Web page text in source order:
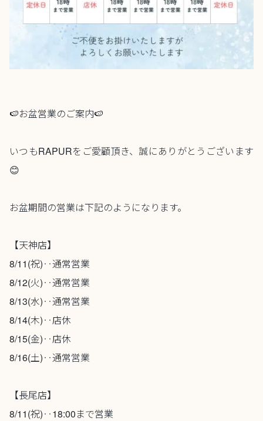
🍉お盆営業のご案内🍉
いつもRAPURをご愛顧頂き、誠にありがとうございます
😊
お盆期間の営業は下記のようになります。
【天神店】
8/11(祝)‥通常営業
8/12(火)‥通常営業
8/13(水)‥通常営業
8/14(木)‥店休
8/15(金)‥店休
8/16(土)‥通常営業
【長尾店】
8/11(祝)‥18:00まで営業